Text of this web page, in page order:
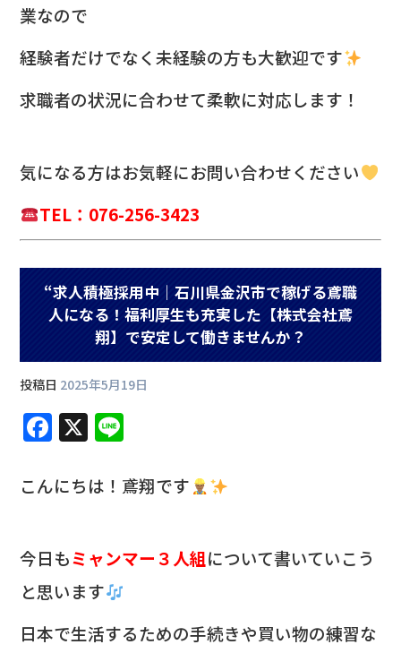
業なので
経験者だけでなく未経験の方も大歓迎です
求職者の状況に合わせて柔軟に対応します！
気になる方はお気軽にお問い合わせください
TEL：076-256-3423
“求人積極採用中｜石川県金沢市で稼げる鳶職
人になる！福利厚生も充実した【株式会社鳶
翔】で安定して働きませんか？
投稿日 2025年5月19日
F
c
b
o
o
k
X
e
こんにちは！鳶翔です
今日もミャンマー３人組について書いていこう
と思います
日本で生活するための手続きや買い物の練習な